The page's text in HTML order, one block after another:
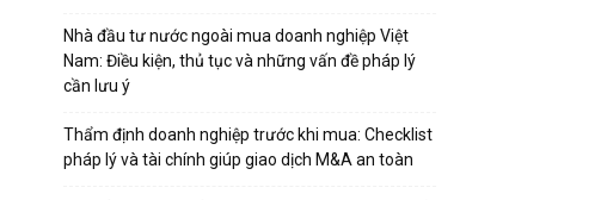
Nhà đầu tư nước ngoài mua doanh nghiệp Việt
Nam: Điều kiện, thủ tục và những vấn đề pháp lý
cần lưu ý
Thẩm định doanh nghiệp trước khi mua: Checklist
pháp lý và tài chính giúp giao dịch M&A an toàn